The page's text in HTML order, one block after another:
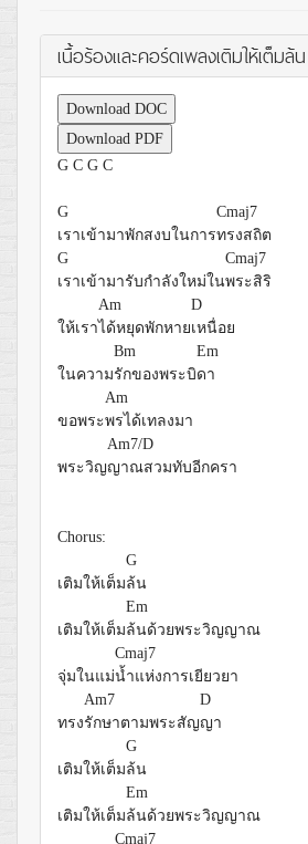
เนื้อร้องและคอร์ดเพลงเติมให้เต็มล้น
Download DOC
Download PDF
G C G C
G
Cmaj7
เราเข้ามาพักสงบในการทรงสถิต
G
Cmaj7
เราเข้ามารับกำลังใหม่ในพระสิริ
Am
D
ให้เราได้หยุดพักหายเหนื่อย
Bm
Em
ในความรักของพระบิดา
Am
ขอพระพรได้เทลงมา
Am7/D
พระวิญญาณสวมทับอีกครา
Chorus:
G
เติมให้เต็มล้น
Em
เติมให้เต็มล้นด้วยพระวิญญาณ
Cmaj7
จุ่มในแม่น้ำแห่งการเยียวยา
Am7
D
ทรงรักษาตามพระสัญญา
G
เติมให้เต็มล้น
Em
เติมให้เต็มล้นด้วยพระวิญญาณ
Cmaj7